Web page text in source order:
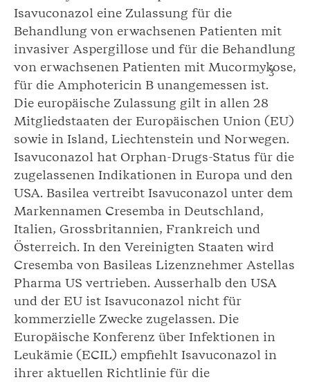
Isavuconazol eine Zulassung für die
Behandlung von erwachsenen Patienten mit
invasiver Aspergillose und für die Behandlung
von erwachsenen Patienten mit Mucormykose,
für die Amphotericin B unangemessen ist.
3
Die europäische Zulassung gilt in allen 28
Mitgliedstaaten der Europäischen Union (EU)
sowie in Island, Liechtenstein und Norwegen.
Isavuconazol hat Orphan-Drugs-Status für die
zugelassenen Indikationen in Europa und den
USA. Basilea vertreibt Isavuconazol unter dem
Markennamen Cresemba in Deutschland,
Italien, Grossbritannien, Frankreich und
Österreich. In den Vereinigten Staaten wird
Cresemba von Basileas Lizenznehmer Astellas
Pharma US vertrieben. Ausserhalb den USA
und der EU ist Isavuconazol nicht für
kommerzielle Zwecke zugelassen. Die
Europäische Konferenz über Infektionen in
Leukämie (ECIL) empfiehlt Isavuconazol in
ihrer aktuellen Richtlinie für die